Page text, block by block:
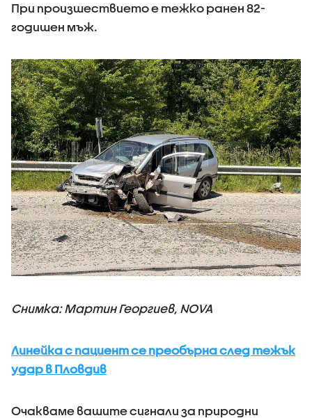
При произшествието е тежко ранен 82-
годишен мъж.
Снимка: Мартин Георгиев, NOVA
Линейка с пациент се преобърна след тежък
удар в Пловдив
Очакваме вашите сигнали за природни